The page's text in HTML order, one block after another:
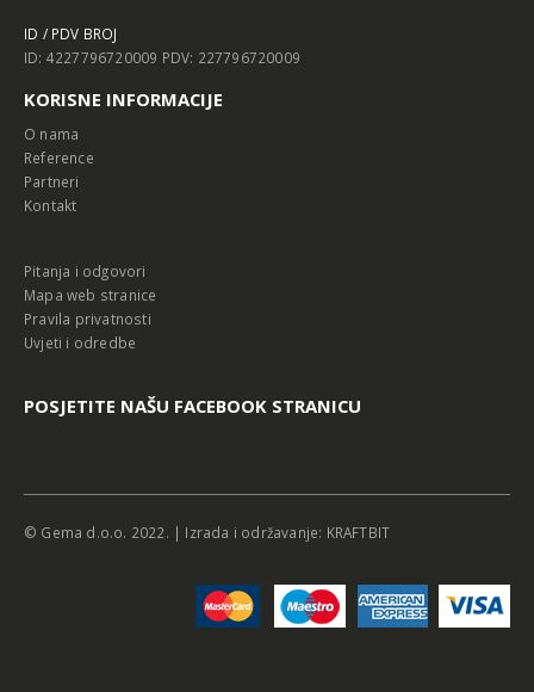
ID / PDV BROJ
ID: 4227796720009 PDV: 227796720009
KORISNE INFORMACIJE
O nama
Reference
Partneri
Kontakt
Pitanja i odgovori
Mapa web stranice
Pravila privatnosti
Uvjeti i odredbe
POSJETITE NAŠU FACEBOOK STRANICU
© Gema d.o.o. 2022. | Izrada i održavanje: KRAFTBIT